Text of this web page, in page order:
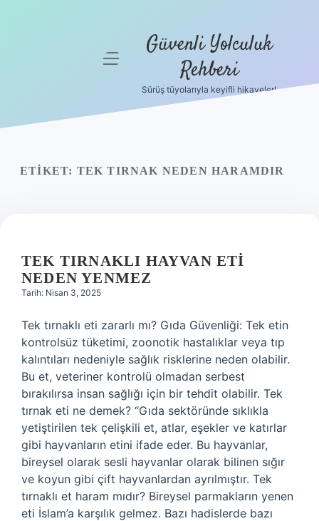
menüyü Güvenli Yolculuk
Rehberi
Sürüş tüyolarıyla keyifli hikayeler!
ETIKET: TEK TIRNAK NEDEN HARAMDIR
TEK TIRNAKLI HAYVAN ETI
NEDEN YENMEZ
Tarih: Nisan 3, 2025
Tek tırnaklı eti zararlı mı? Gıda Güvenliği: Tek etin
kontrolsüz tüketimi, zoonotik hastalıklar veya tıp
kalıntıları nedeniyle sağlık risklerine neden olabilir.
Bu et, veteriner kontrolü olmadan serbest
bırakılırsa insan sağlığı için bir tehdit olabilir. Tek
tırnak eti ne demek? “Gıda sektöründe sıklıkla
yetiştirilen tek çelişkili et, atlar, eşekler ve katırlar
gibi hayvanların etini ifade eder. Bu hayvanlar,
bireysel olarak sesli hayvanlar olarak bilinen sığır
ve koyun gibi çift hayvanlardan ayrılmıştır. Tek
tırnaklı et haram mıdır? Bireysel parmakların yenen
eti İslam’a karşılık gelmez. Bazı hadislerde bazı